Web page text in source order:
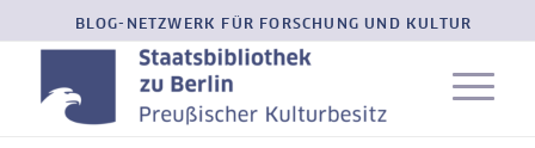
BLOG-NETZWERK FÜR FORSCHUNG UND KULTUR